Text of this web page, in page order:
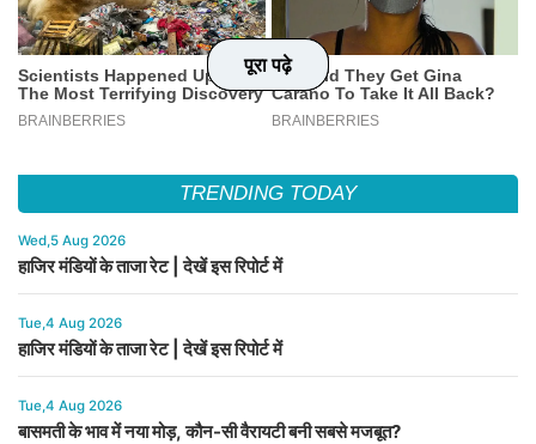
पूरा पढ़े
पूरा पढ़े
पूरा पढ़े
पूरा पढ़े
TRENDING TODAY
Wed,5 Aug 2026
हाजिर मंडियों के ताजा रेट | देखें इस रिपोर्ट में
Tue,4 Aug 2026
हाजिर मंडियों के ताजा रेट | देखें इस रिपोर्ट में
Tue,4 Aug 2026
बासमती के भाव में नया मोड़, कौन-सी वैरायटी बनी सबसे मजबूत?